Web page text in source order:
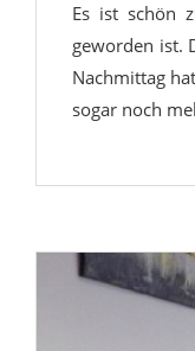
Es ist schön
geworden ist.
Nachmittag
sogar noch